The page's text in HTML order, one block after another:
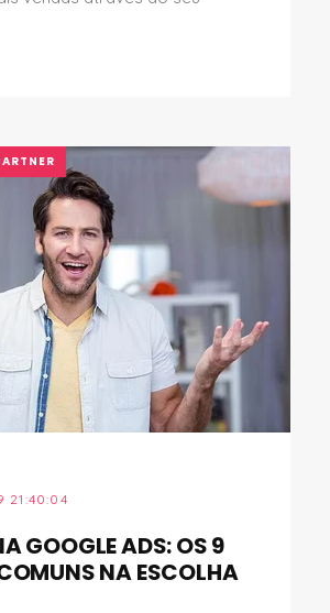
21:40:04
GOOGLE ADS: OS 9
NA ESCOLHA